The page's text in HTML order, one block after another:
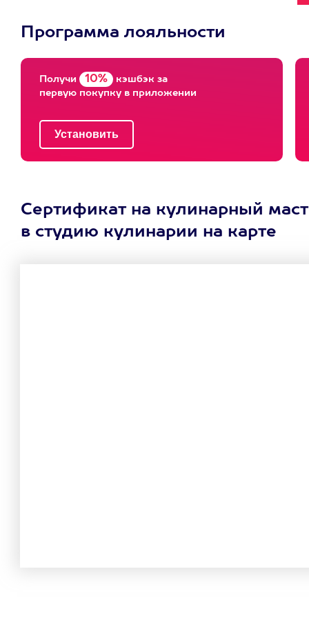
Программа лояльности
Получи 10% кэшбэк за
первую покупку в приложении
Сертификат на кулинарный
в студию кулинарии на карте